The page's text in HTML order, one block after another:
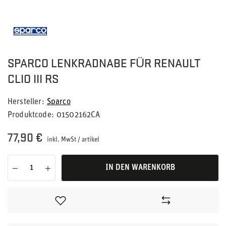
SPARCO LENKRADNABE FÜR RENAULT
CLIO III RS
Hersteller
Sparco
Produktcode
01502162CA
77,90 € inkl. MwSt / artikel
IN DEN WARENKORB